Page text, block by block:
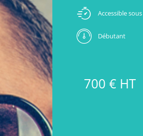
Accessible
Débutant
700 € HT